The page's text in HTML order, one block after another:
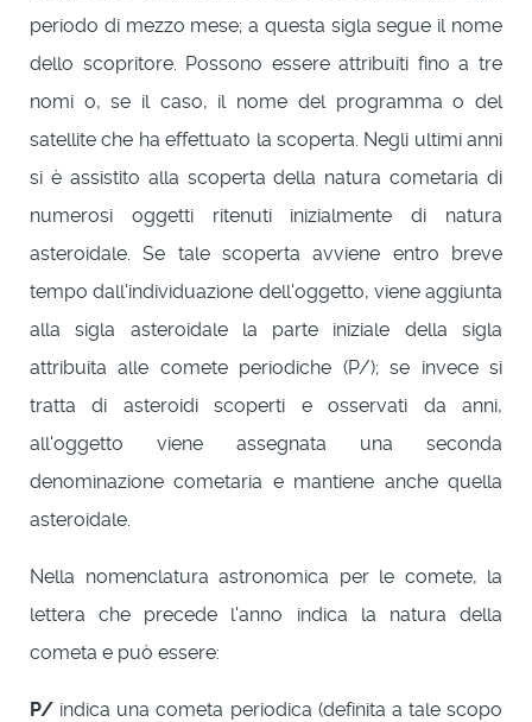
periodo di mezzo mese; a questa sigla segue il nome
dello scopritore. Possono essere attribuiti fino a tre
nomi o, se il caso, il nome del programma o del
satellite che ha effettuato la scoperta. Negli ultimi anni
si è assistito alla scoperta della natura cometaria di
numerosi oggetti ritenuti inizialmente di natura
asteroidale. Se tale scoperta avviene entro breve
tempo dall'individuazione dell'oggetto, viene aggiunta
alla sigla asteroidale la parte iniziale della sigla
attribuita alle comete periodiche (P/); se invece si
tratta di asteroidi scoperti e osservati da anni,
all'oggetto viene assegnata una seconda
denominazione cometaria e mantiene anche quella
asteroidale.
Nella nomenclatura astronomica per le comete, la
lettera che precede l'anno indica la natura della
cometa e può essere:
P/ indica una cometa periodica (definita a tale scopo